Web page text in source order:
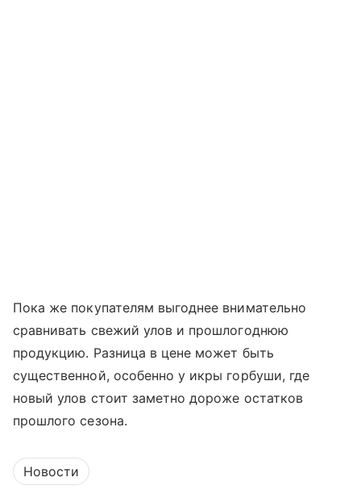
Пока же покупателям выгоднее внимательно
сравнивать свежий улов и прошлогоднюю
продукцию. Разница в цене может быть
существенной, особенно у икры горбуши, где
новый улов стоит заметно дороже остатков
прошлого сезона.
Новости